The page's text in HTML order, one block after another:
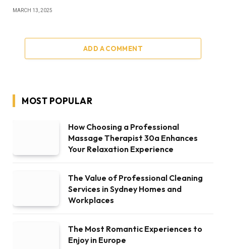
MARCH 13, 2025
ADD A COMMENT
MOST POPULAR
How Choosing a Professional
Massage Therapist 30a Enhances
Your Relaxation Experience
The Value of Professional Cleaning
Services in Sydney Homes and
Workplaces
The Most Romantic Experiences to
Enjoy in Europe